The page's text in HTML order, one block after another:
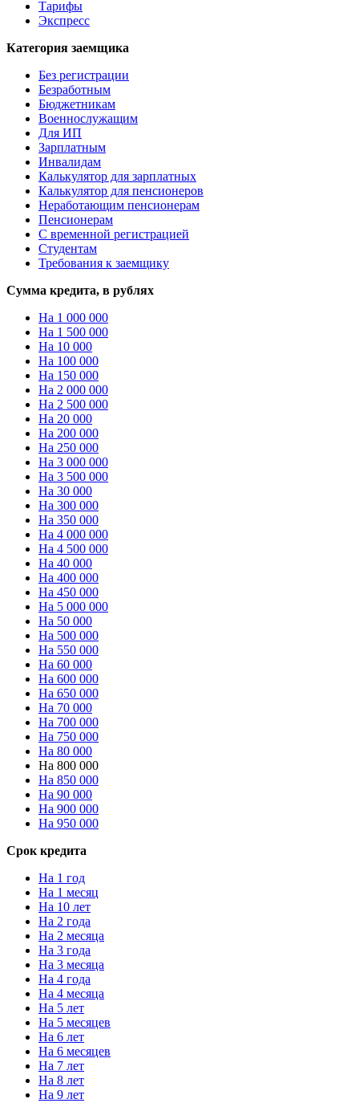
Тарифы
Экспресс
Категория заемщика
Без регистрации
Безработным
Бюджетникам
Военнослужащим
Для ИП
Зарплатным
Инвалидам
Калькулятор для зарплатных
Калькулятор для пенсионеров
Неработающим пенсионерам
Пенсионерам
С временной регистрацией
Студентам
Требования к заемщику
Сумма кредита, в рублях
На 1 000 000
На 1 500 000
На 10 000
На 100 000
На 150 000
На 2 000 000
На 2 500 000
На 20 000
На 200 000
На 250 000
На 3 000 000
На 3 500 000
На 30 000
На 300 000
На 350 000
На 4 000 000
На 4 500 000
На 40 000
На 400 000
На 450 000
На 5 000 000
На 50 000
На 500 000
На 550 000
На 60 000
На 600 000
На 650 000
На 70 000
На 700 000
На 750 000
На 80 000
На 800 000
На 850 000
На 90 000
На 900 000
На 950 000
Срок кредита
На 1 год
На 1 месяц
На 10 лет
На 2 года
На 2 месяца
На 3 года
На 3 месяца
На 4 года
На 4 месяца
На 5 лет
На 5 месяцев
На 6 лет
На 6 месяцев
На 7 лет
На 8 лет
На 9 лет